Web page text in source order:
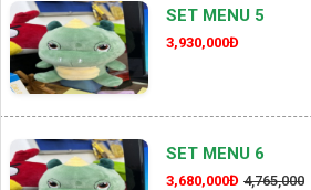
SET MENU 5
3,930,000Đ
SET MENU 6
3,680,000Đ 4,765,000